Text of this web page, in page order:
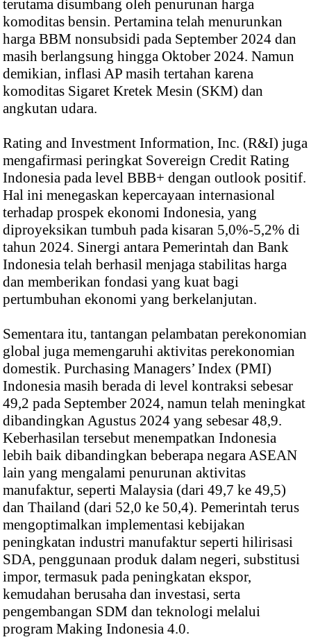
terutama disumbang oleh penurunan harga
komoditas bensin. Pertamina telah menurunkan
harga BBM nonsubsidi pada September 2024 dan
masih berlangsung hingga Oktober 2024. Namun
demikian, inflasi AP masih tertahan karena
komoditas Sigaret Kretek Mesin (SKM) dan
angkutan udara.
Rating and Investment Information, Inc. (R&I) juga
mengafirmasi peringkat Sovereign Credit Rating
Indonesia pada level BBB+ dengan outlook positif.
Hal ini menegaskan kepercayaan internasional
terhadap prospek ekonomi Indonesia, yang
diproyeksikan tumbuh pada kisaran 5,0%-5,2% di
tahun 2024. Sinergi antara Pemerintah dan Bank
Indonesia telah berhasil menjaga stabilitas harga
dan memberikan fondasi yang kuat bagi
pertumbuhan ekonomi yang berkelanjutan.
Sementara itu, tantangan pelambatan perekonomian
global juga memengaruhi aktivitas perekonomian
domestik. Purchasing Managers’ Index (PMI)
Indonesia masih berada di level kontraksi sebesar
49,2 pada September 2024, namun telah meningkat
dibandingkan Agustus 2024 yang sebesar 48,9.
Keberhasilan tersebut menempatkan Indonesia
lebih baik dibandingkan beberapa negara ASEAN
lain yang mengalami penurunan aktivitas
manufaktur, seperti Malaysia (dari 49,7 ke 49,5)
dan Thailand (dari 52,0 ke 50,4). Pemerintah terus
mengoptimalkan implementasi kebijakan
peningkatan industri manufaktur seperti hilirisasi
SDA, penggunaan produk dalam negeri, substitusi
impor, termasuk pada peningkatan ekspor,
kemudahan berusaha dan investasi, serta
pengembangan SDM dan teknologi melalui
program Making Indonesia 4.0.